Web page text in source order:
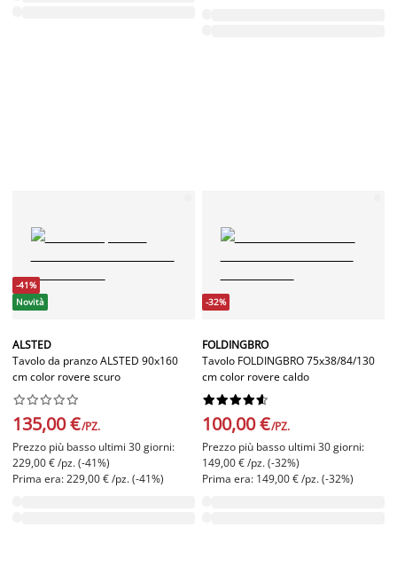
-41%
Novità
ALSTED
Tavolo da pranzo ALSTED 90x160
cm color rovere scuro






135,00 €/PZ.
Prezzo più basso ultimi 30 giorni:
229,00 € /pz. (-41%)
Prima era: 229,00 € /pz. (-41%)
-32%
FOLDINGBRO
Tavolo FOLDINGBRO 75x38/84/130
cm color rovere caldo






100,00 €/PZ.
Prezzo più basso ultimi 30 giorni:
149,00 € /pz. (-32%)
Prima era: 149,00 € /pz. (-32%)